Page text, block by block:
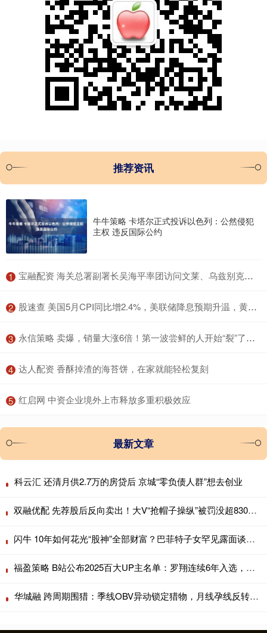
推荐资讯
牛牛策略 卡塔尔正式投诉以色列：公然侵犯
主权 违反国际公约
1 ​宝融配资 海关总署副署长吴海平率团访问文莱、乌兹别克斯坦
2 ​股速查 美国5月CPI同比增2.4%，美联储降息预期升温，黄金短线冲高
3 ​永信策略 卖爆，销量大涨6倍！第一波尝鲜的人开始“裂”了：像被电击！医生提醒
4 ​达人配资 香酥掉渣的海苔饼，在家就能轻松复刻
5 ​红启网 中资企业境外上市释放多重积极效应
最新文章
科云汇 还清月供2.7万的房贷后 京城“零负债人群”想去创业
双融优配 先荐股后反向卖出！大V“抢帽子操纵”被罚没超8300万元 3年市场禁入
闪牛 10年如何花光“股神”全部财富？巴菲特子女罕见露面谈千亿慈善挑战
福盈策略 B站公布2025百大UP主名单：罗翔连续6年入选，影视飓风获最多弹幕
华城融 跨周期围猎：季线OBV异动锁定猎物，月线孕线反转扣动扳机